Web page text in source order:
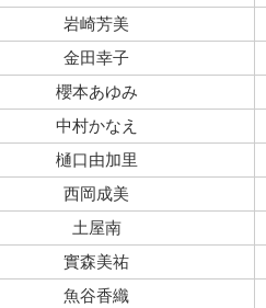
岩崎芳美
金田幸子
櫻本あゆみ
中村かなえ
樋口由加里
西岡成美
土屋南
實森美祐
魚谷香織